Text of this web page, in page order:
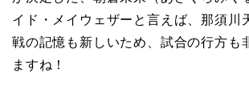
イド・メイウェザーと言えば、那須川
戦の記憶も新しいため、試合の行方も
ますね！